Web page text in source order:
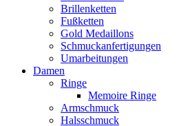
Brillenketten
Fußketten
Gold Medaillons
Schmuckanfertigungen
Umarbeitungen
Damen
Ringe
Memoire Ringe
Armschmuck
Halsschmuck